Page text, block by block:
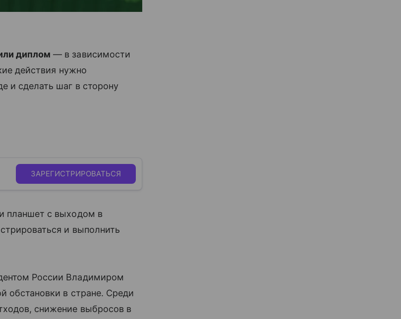
диплом — в зависимости
действия нужно
и сделать шаг в сторону
ЗАРЕГИСТРИРОВАТЬСЯ
планшет с выходом в
и выполнить
России Владимиром
обстановки в стране. Среди
снижение выбросов в